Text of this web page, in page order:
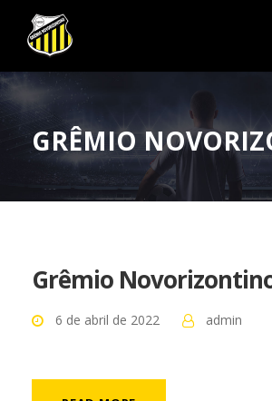
GRÊMIO
Grêmio
6 de abril de 2022 admin